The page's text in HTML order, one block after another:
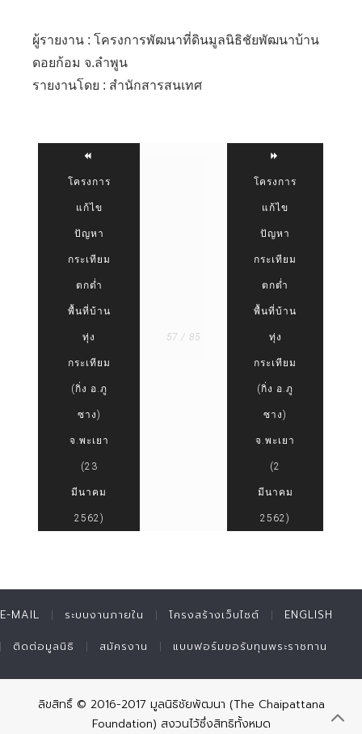
ผู้รายงาน : โครงการพัฒนาที่ดินมูลนิธิชัยพัฒนาบ้าน
ดอยก้อม จ.ลำพูน
รายงานโดย : สำนักสารสนเทศ
โครงการ
แก้ไข
ปัญหา
กระเทียม
ตกต่ำ
พื้นที่บ้าน
ทุ่ง
กระเทียม
(กิ่ง อ.ภู
ซาง)
จ.พะเยา
(23
มีนาคม
2562)
57 / 85
โครงการ
แก้ไข
ปัญหา
กระเทียม
ตกต่ำ
พื้นที่บ้าน
ทุ่ง
กระเทียม
(กิ่ง อ.ภู
ซาง)
จ.พะเยา
(2
มีนาคม
2562)
E-MAIL ระบบงานภายใน โครงสร้างเว็บไซต์ ENGLISH
ติดต่อมูลนิธิ สมัครงาน แบบฟอร์มขอรับทุนพระราชทาน
ลิขสิทธิ์ © 2016-2017 มูลนิธิชัยพัฒนา (The Chaipattana
Foundation) สงวนไว้ซึ่งสิทธิทั้งหมด